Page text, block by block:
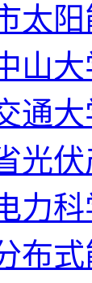
太
山
通
光
力
布式